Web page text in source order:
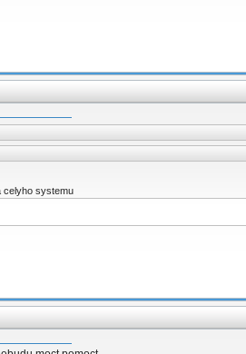
celyho systemu